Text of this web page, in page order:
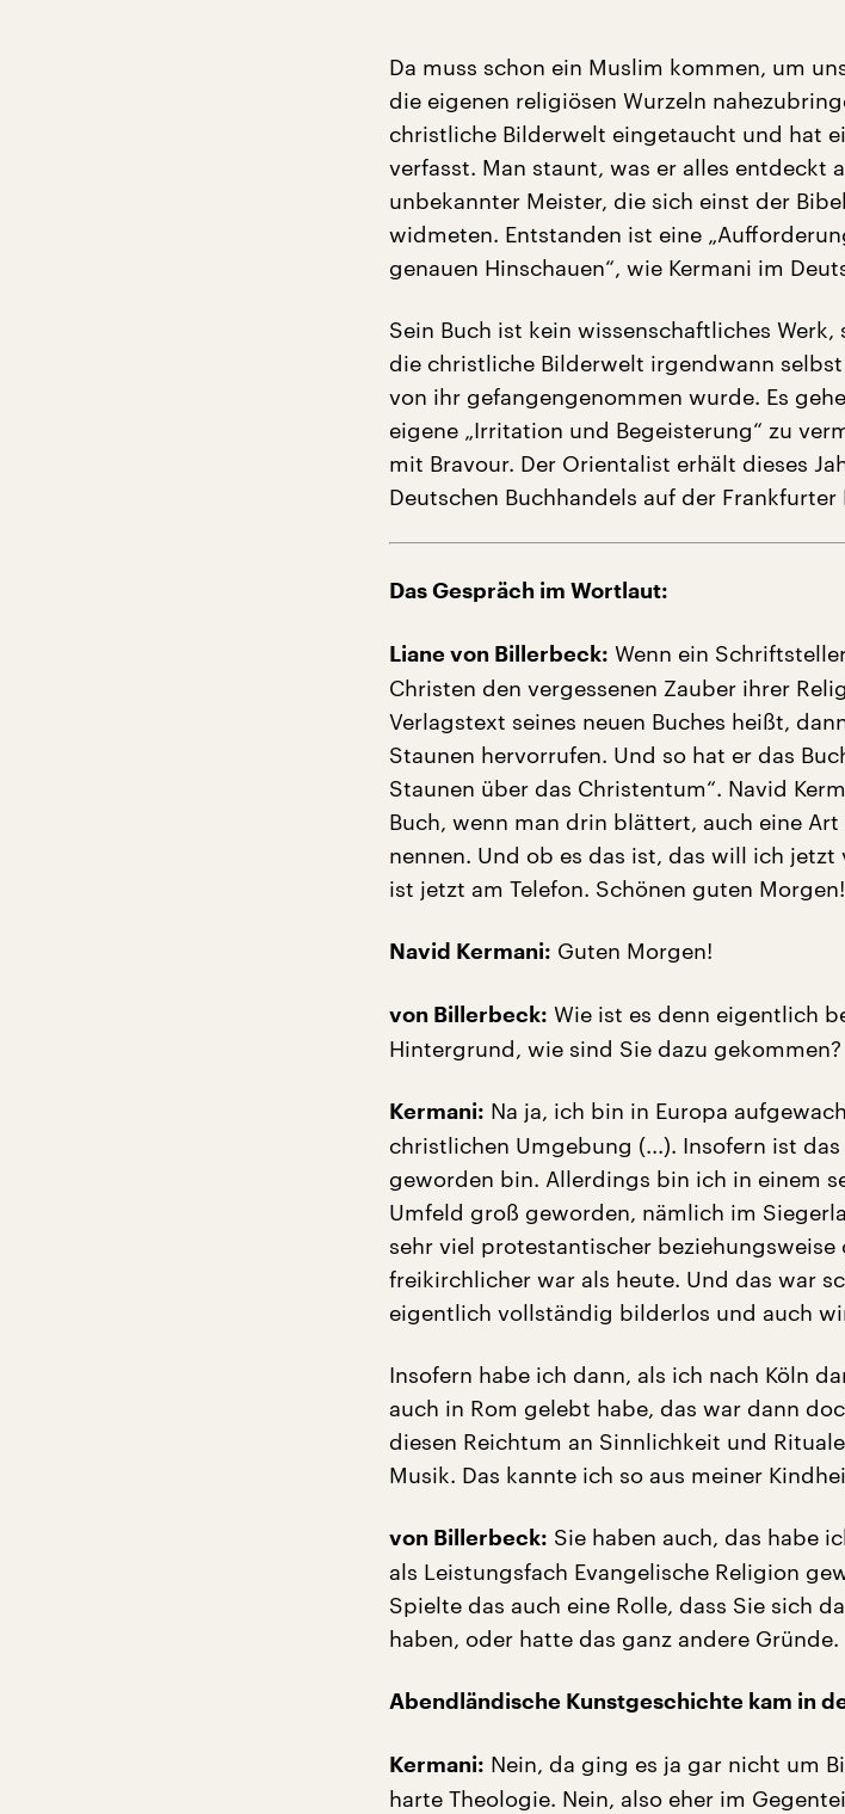
Da muss schon ein Muslim kommen, um
die eigenen religiösen Wurzeln
christliche Bilderwelt eingetaucht und hat
verfasst. Man staunt, was er alles entdeckt
unbekannter Meister, die sich einst der
widmeten. Entstanden ist eine
genauen Hinschauen“, wie Kermani im
Sein Buch ist kein wissenschaftliches
die christliche Bilderwelt irgendwann
von ihr gefangengenommen wurde. Es
eigene „Irritation und Begeisterung“ zu
mit Bravour. Der Orientalist erhält dieses
Deutschen Buchhandels auf der Frankfurter
Das Gespräch im Wortlaut:
Liane von Billerbeck: Wenn ein
Christen den vergessenen Zauber ihrer
Verlagstext seines neuen Buches heißt,
Staunen hervorrufen. Und so hat er das
Staunen über das Christentum“. Navid
Buch, wenn man drin blättert, auch eine
nennen. Und ob es das ist, das will ich jetzt
ist jetzt am Telefon. Schönen guten Morgen!
Navid Kermani: Guten Morgen!
von Billerbeck: Wie ist es denn eigentlich
Hintergrund, wie sind Sie dazu gekommen?
Kermani: Na ja, ich bin in Europa
christlichen Umgebung (...). Insofern ist
geworden bin. Allerdings bin ich in einem
Umfeld groß geworden, nämlich im
sehr viel protestantischer
freikirchlicher war als heute. Und das war
eigentlich vollständig bilderlos und auch
Insofern habe ich dann, als ich nach Köln
auch in Rom gelebt habe, das war dann
diesen Reichtum an Sinnlichkeit und
Musik. Das kannte ich so aus meiner
von Billerbeck: Sie haben auch, das habe
als Leistungsfach Evangelische Religion
Spielte das auch eine Rolle, dass Sie sich
haben, oder hatte das ganz andere Gründe.
Abendländische Kunstgeschichte kam in
Kermani: Nein, da ging es ja gar nicht um
harte Theologie. Nein, also eher im